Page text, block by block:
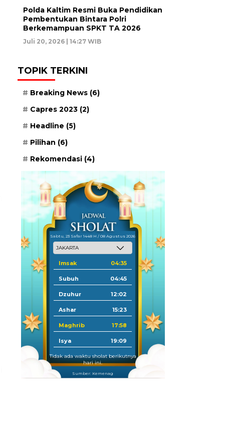
Polda Kaltim Resmi Buka Pendidikan
Pembentukan Bintara Polri
Berkemampuan SPKT TA 2026
Juli 20, 2026 | 14:27 WIB
TOPIK TERKINI
Breaking News (6)
Capres 2023 (2)
Headline (5)
Pilihan (6)
Rekomendasi (4)
Sabtu, 23 Safar 1448 H / 08 Agustus 2026
Imsak 04:35
Subuh 04:45
Dzuhur 12:02
Ashar 15:23
Maghrib 17:58
Isya 19:09
Tidak ada waktu sholat berikutnya
hari ini.
Sumber: Kemenag